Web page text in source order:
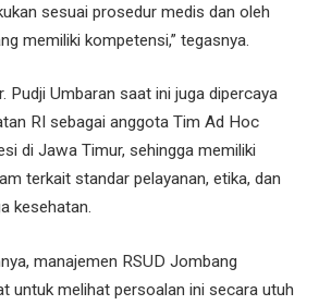
sesuai prosedur medis dan oleh
memiliki kompetensi,” tegasnya.
Pudji Umbaran saat ini juga dipercaya
RI sebagai anggota Tim Ad Hoc
di Jawa Timur, sehingga memiliki
terkait standar pelayanan, etika, dan
kesehatan.
manajemen RSUD Jombang
untuk melihat persoalan ini secara utuh